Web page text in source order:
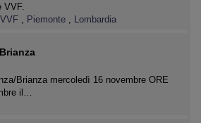
VVF.
, Piemonte , Lombardia
Brianza mercoledì 16 novembre ORE
il…